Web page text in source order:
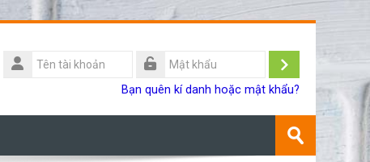
Tên
tài
Đăng
Bạn quên kí danh hoặc mật khẩu?
khoá
Gửi